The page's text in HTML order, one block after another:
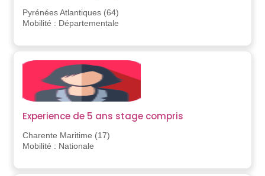
Pyrénées Atlantiques (64)
Mobilité : Départementale
Experience de 5 ans stage compris
Charente Maritime (17)
Mobilité : Nationale